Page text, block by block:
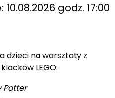
godz. 17:00
dzieci na warsztaty z
LEGO:
Potter